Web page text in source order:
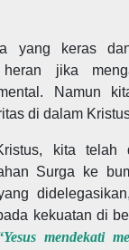
yang keras
jika
Namun
di dalam
kita telah
Surga ke
kekuatan di
mendekati